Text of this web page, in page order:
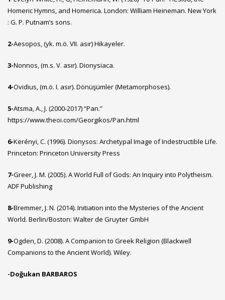
Homeric Hymns, and Homerica. London: William Heineman. New York
: G. P. Putnam’s sons.
2-Aesopos, (yk. m.ö. VII. asır) Hikayeler.
3-Nonnos, (m.s. V. asır). Dionysiaca.
4-Ovidius, (m.ö. I. asır). Dönüşümler (Metamorphoses).
5-Atsma, A., J. (2000-2017) “Pan.”
https://www.theoi.com/Georgikos/Pan.html
6-Kerényi, C. (1996). Dionysos: Archetypal Image of Indestructible Life.
Princeton: Princeton University Press
7-Greer, J. M. (2005). A World Full of Gods: An Inquiry into Polytheism.
ADF Publishing
8-Bremmer, J. N. (2014). Initiation into the Mysteries of the Ancient
World. Berlin/Boston: Walter de Gruyter GmbH
9-Ogden, D. (2008). A Companion to Greek Religion (Blackwell
Companions to the Ancient World). Wiley.
-Doğukan BARBAROS